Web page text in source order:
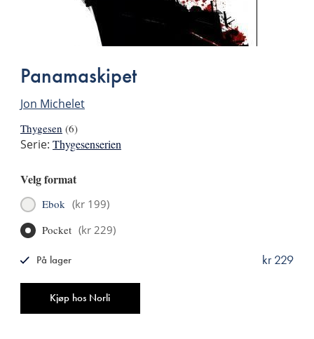
Panamaskipet
Jon Michelet
Thygesen (6)
Serie: Thygesenserien
Velg format
Ebok (kr 199)
Pocket (kr 229)
Kjøp hos Norli
kr 229
På lager